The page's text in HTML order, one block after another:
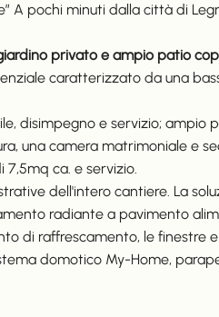
A pochi minuti dalla città di
privato e ampio patio
caratterizzato da una
disimpegno e servizio;
una camera matrimoniale e
ca. e servizio.
dell'intero cantiere. La
radiante a pavimento
di raffrescamento, le
domotico My-Home,